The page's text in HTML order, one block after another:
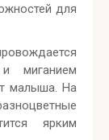
для
миганием
малыша. На
ярким